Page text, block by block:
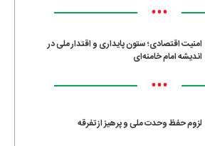
•••
امنیت اقتصادی؛ ستون پایداری و اقتدار ملی در
اندیشه امام خامنه‌ای
•••
لزوم حفظ وحدت ملی و پرهیز از تفرقه